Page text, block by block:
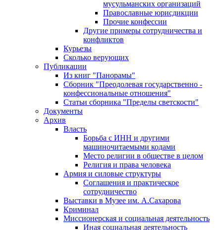
мусульманских организаций
Православные юрисдикции
Прочие конфессии
Другие примеры сотрудничества и
конфликтов
Курьезы
Сколько верующих
Публикации
Из книг "Панорамы"
Сборник "Преодолевая государственно -
конфессиональные отношения"
Статьи сборника "Пределы светскости"
Документы
Архив
Власть
Борьба с ИНН и другими
машиночитаемыми кодами
Место религии в обществе в целом
Религия и права человека
Армия и силовые структуры
Соглашения и практическое
сотрудничество
Выставки в Музее им. А.Сахарова
Криминал
Миссионерская и социальная деятельность
Иная социальная деятельность